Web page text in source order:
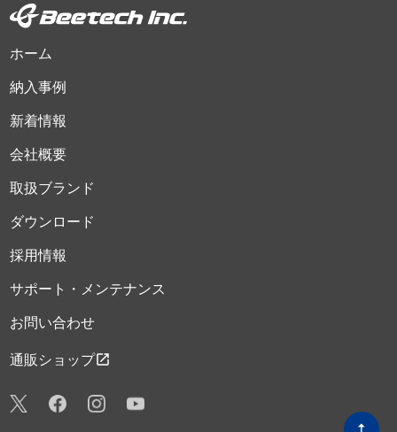
ホーム
納入事例
新着情報
会社概要
取扱ブランド
ダウンロード
採用情報
サポート・メンテナンス
お問い合わせ
通販ショップopen_in_new